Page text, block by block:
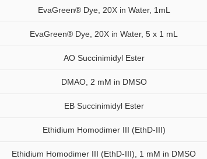
EvaGreen® Dye, 20X in Water, 1mL
EvaGreen® Dye, 20X in Water, 5 x 1 mL
AO Succinimidyl Ester
DMAO, 2 mM in DMSO
EB Succinimidyl Ester
Ethidium Homodimer III (EthD-III)
Ethidium Homodimer III (EthD-III), 1 mM in DMSO